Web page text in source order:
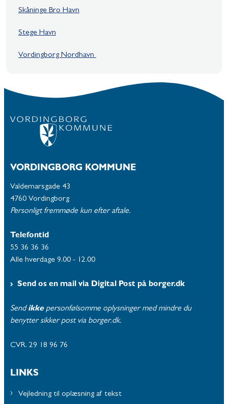
Skåninge Bro Havn
Stege Havn
Vordingborg Nordhavn
VORDINGBORG KOMMUNE
Valdemarsgade 43
4760 Vordingborg
Personligt fremmøde kun efter aftale.
Telefontid
55 36 36 36
Alle hverdage 9.00 - 12.00
Send os en mail via Digital Post på borger.dk
Send ikke personfølsomme oplysninger med mindre du
benytter sikker post via borger.dk.
CVR. 29 18 96 76
LINKS
Vejledning til oplæsning af tekst